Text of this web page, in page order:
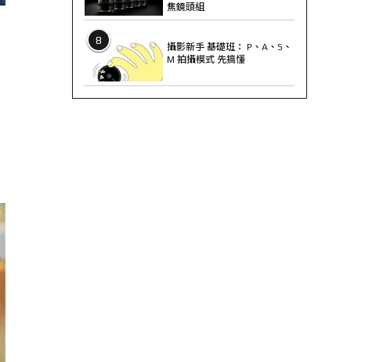
焦鏡頭組
8
攝影新手 基礎班： P、A、S、
M 拍攝模式 先搞懂